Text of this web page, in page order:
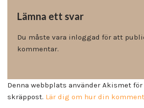
Lämna ett svar
Du måste vara inloggad för att
kommentar.
Denna webbplats använder Akismet
skräppost. Lär dig om hur din